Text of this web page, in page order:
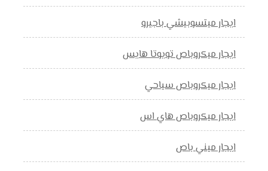
ايجار ميتسوبيشي باجيرو
ايجار ميكروباص تويوتا هايس
ايجار ميكروباص سياحي
ايجار ميكروباص هاي اس
ايجار ميني باص